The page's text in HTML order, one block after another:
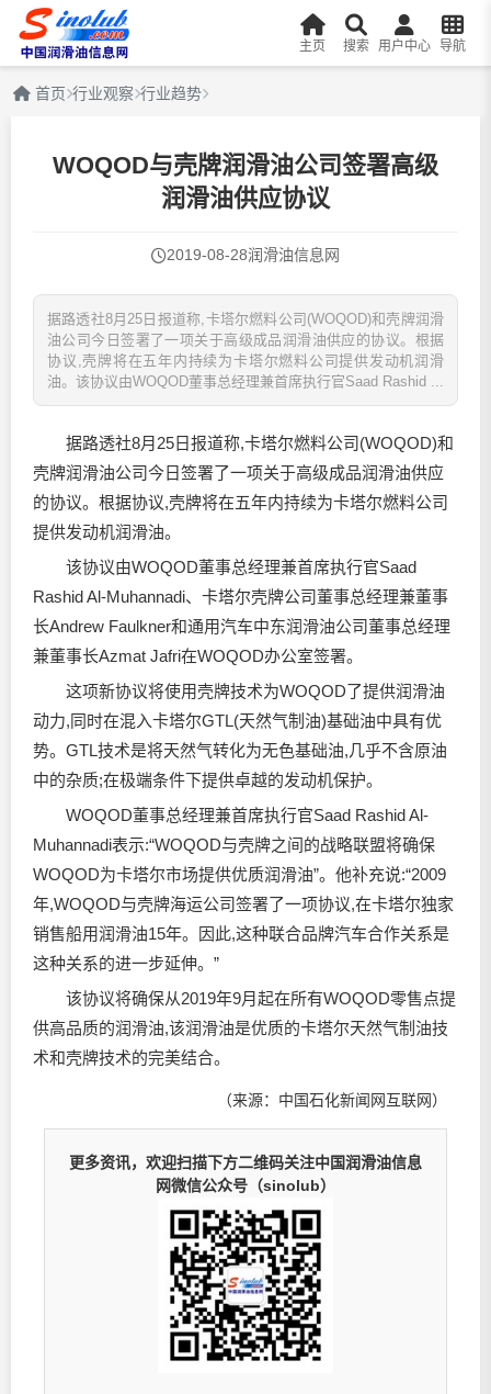
主页 搜索 用户中心 导航
首页 行业观察 行业趋势
WOQOD与壳牌润滑油公司签署高级
润滑油供应协议
2019-08-28润滑油信息网
据路透社8月25日报道称,卡塔尔燃料公司(WOQOD)和壳牌润滑
油公司今日签署了一项关于高级成品润滑油供应的协议。根据
协议,壳牌将在五年内持续为卡塔尔燃料公司提供发动机润滑
油。该协议由WOQOD董事总经理兼首席执行官Saad Rashid ...
据路透社8月25日报道称,卡塔尔燃料公司(WOQOD)和
壳牌润滑油公司今日签署了一项关于高级成品润滑油供应
的协议。根据协议,壳牌将在五年内持续为卡塔尔燃料公司
提供发动机润滑油。
该协议由WOQOD董事总经理兼首席执行官Saad
Rashid Al-Muhannadi、卡塔尔壳牌公司董事总经理兼董事
长Andrew Faulkner和通用汽车中东润滑油公司董事总经理
兼董事长Azmat Jafri在WOQOD办公室签署。
这项新协议将使用壳牌技术为WOQOD了提供润滑油
动力,同时在混入卡塔尔GTL(天然气制油)基础油中具有优
势。GTL技术是将天然气转化为无色基础油,几乎不含原油
中的杂质;在极端条件下提供卓越的发动机保护。
WOQOD董事总经理兼首席执行官Saad Rashid Al-
Muhannadi表示:“WOQOD与壳牌之间的战略联盟将确保
WOQOD为卡塔尔市场提供优质润滑油”。他补充说:“2009
年,WOQOD与壳牌海运公司签署了一项协议,在卡塔尔独家
销售船用润滑油15年。因此,这种联合品牌汽车合作关系是
这种关系的进一步延伸。”
该协议将确保从2019年9月起在所有WOQOD零售点提
供高品质的润滑油,该润滑油是优质的卡塔尔天然气制油技
术和壳牌技术的完美结合。
（来源：中国石化新闻网互联网）
更多资讯，欢迎扫描下方二维码关注中国润滑油信息
网微信公众号（sinolub）